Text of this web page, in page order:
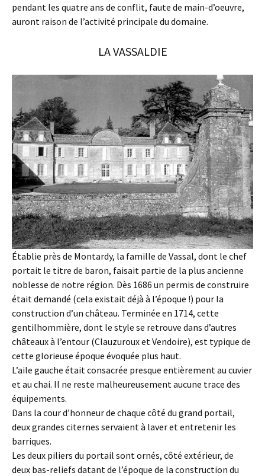
pendant les quatre ans de conflit, faute de main-d’oeuvre,
auront raison de l’activité principale du domaine.
LA VASSALDIE
Établie près de Montardy, la famille de Vassal, dont le chef
portait le titre de baron, faisait partie de la plus ancienne
noblesse de notre région. Dès 1686 un permis de construire
était demandé (cela existait déjà à l’époque !) pour la
construction d’un château. Terminée en 1714, cette
gentilhommière, dont le style se retrouve dans d’autres
châteaux à l’entour (Clauzuroux et Vendoire), est typique de
cette glorieuse époque évoquée plus haut.
L’aile gauche était consacrée presque entièrement au cuvier
et au chai. Il ne reste malheureusement aucune trace des
équipements.
Dans la cour d’honneur de chaque côté du grand portail,
deux grandes citernes servaient à laver et entretenir les
barriques.
Les deux piliers du portail sont ornés, côté extérieur, de
deux bas-reliefs datant de l’époque de la construction du